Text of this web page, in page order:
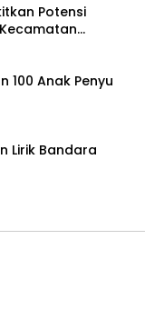
Potensi
100 Anak Penyu
Lirik Bandara